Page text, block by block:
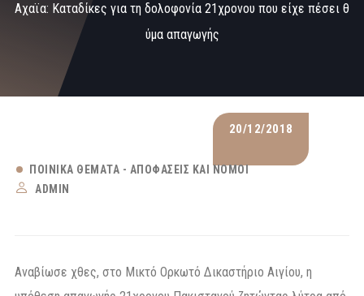
Αχαϊα: Καταδίκες για τη δολοφονία 21χρονου που είχε πέσει θ
ύμα απαγωγής
20/12/2018
ΠΟΙΝΙΚΆ ΘΈΜΑΤΑ - ΑΠΟΦΆΣΕΙΣ ΚΑΙ ΝΌΜΟΙ
ADMIN
Αναβίωσε χθες, στο Μικτό Ορκωτό Δικαστήριο Αιγίου, η